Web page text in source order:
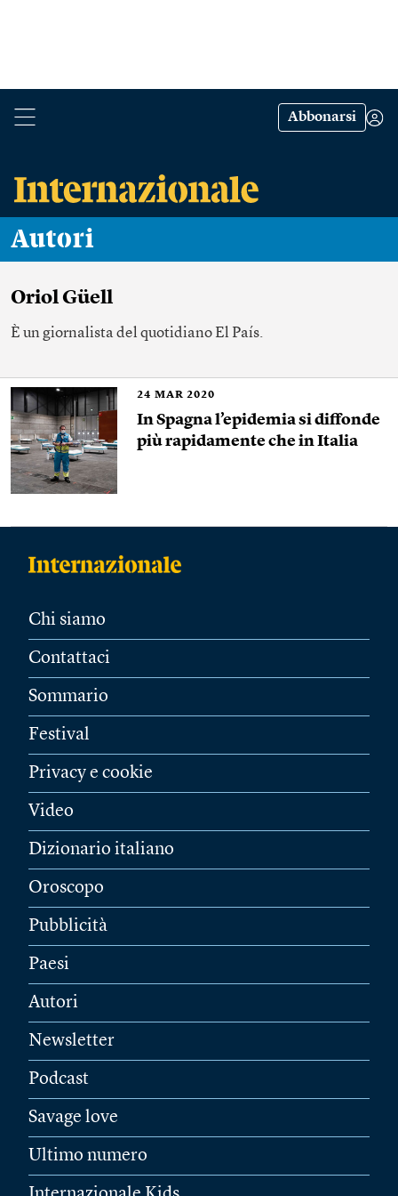
Abbonarsi
Autori
Oriol Güell
È un giornalista del quotidiano El País.
24 MAR 2020
In Spagna l’epidemia si diffonde
più rapidamente che in Italia
Chi siamo
Contattaci
Sommario
Festival
Privacy e cookie
Video
Dizionario italiano
Oroscopo
Pubblicità
Paesi
Autori
Newsletter
Podcast
Savage love
Ultimo numero